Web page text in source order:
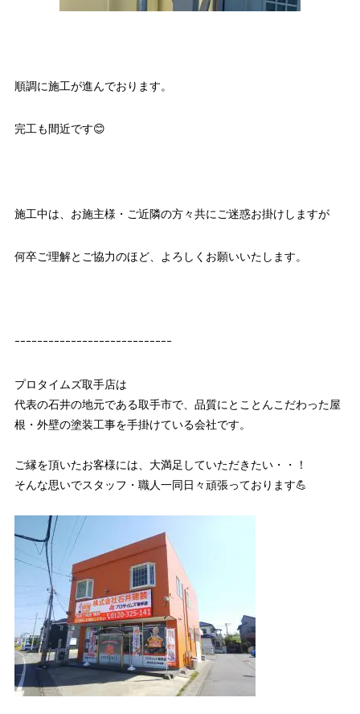
順調に施工が進んでおります。
完工も間近です😊
施工中は、お施主様・ご近隣の方々共にご迷惑お掛けしますが
何卒ご理解とご協力のほど、よろしくお願いいたします。
ｰｰｰｰｰｰｰｰｰｰｰｰｰｰｰｰｰｰｰｰｰｰｰｰｰｰｰｰ
プロタイムズ取手店は
代表の石井の地元である取手市で、品質にとことんこだわった屋
根・外壁の塗装工事を手掛けている会社です。
ご縁を頂いたお客様には、大満足していただきたい・・！
そんな思いでスタッフ・職人一同日々頑張っております💪